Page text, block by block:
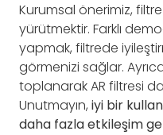
Kurumsal önerimiz,
yürütmektir. Farklı
yapmak, filtrede
görmenizi sağlar.
toplanarak AR filtresi
Unutmayın, iyi bir
daha fazla etkileşim